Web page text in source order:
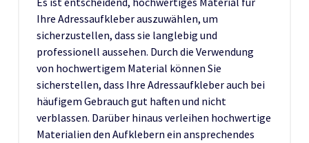
Ihre Adressaufkleber auszuwählen, um
sicherzustellen, dass sie langlebig und
professionell aussehen. Durch die Verwendung
von hochwertigem Material können Sie
sicherstellen, dass Ihre Adressaufkleber auch bei
häufigem Gebrauch gut haften und nicht
verblassen. Darüber hinaus verleihen hochwertige
Materialien den Aufklebern ein ansprechendes